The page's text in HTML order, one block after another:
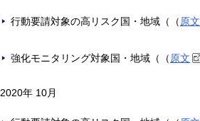
行動要請対象の高リスク国・地域（（ 原文
強化モニタリング対象国・地域（（ 原文
2020年 10月